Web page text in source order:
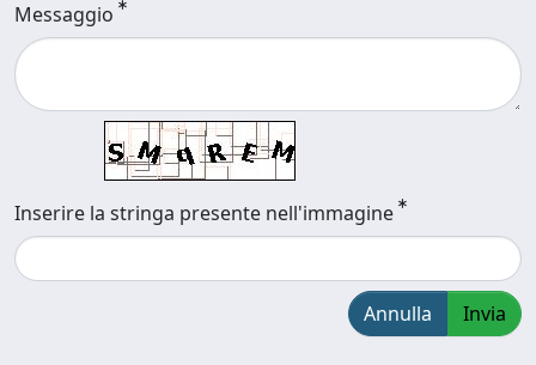
Messaggio
Inserire la stringa presente nell'immagine
Annulla Invia